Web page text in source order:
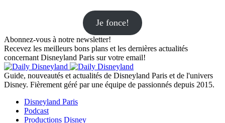
Je fonce!
Abonnez-vous à notre newsletter!
Recevez les meilleurs bons plans et les dernières actualités
concernant Disneyland Paris sur votre email!
Guide, nouveautés et actualités de Disneyland Paris et de l'univers
Disney. Fièrement géré par une équipe de passionnés depuis 2015.
Disneyland Paris
Podcast
Productions Disney